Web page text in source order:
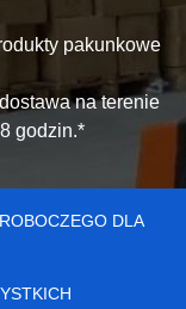
pakunkowe
na terenie
godzin.*
DLA